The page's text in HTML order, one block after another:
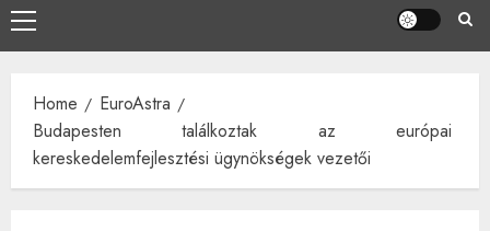
Primary
Menu
Home
EuroAstra
Budapesten találkoztak az európai
kereskedelemfejlesztési ügynökségek vezetői